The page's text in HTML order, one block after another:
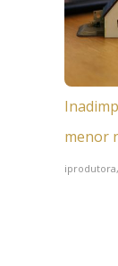
menor
iprodutora,